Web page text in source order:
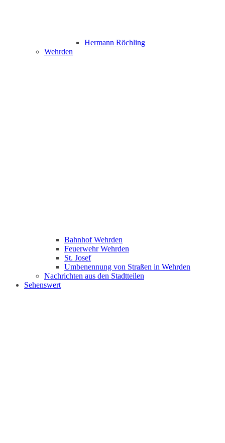
Hermann Röchling
Wehrden
Bahnhof Wehrden
Feuerwehr Wehrden
St. Josef
Umbenennung von Straßen in Wehrden
Nachrichten aus den Stadtteilen
Sehenswert